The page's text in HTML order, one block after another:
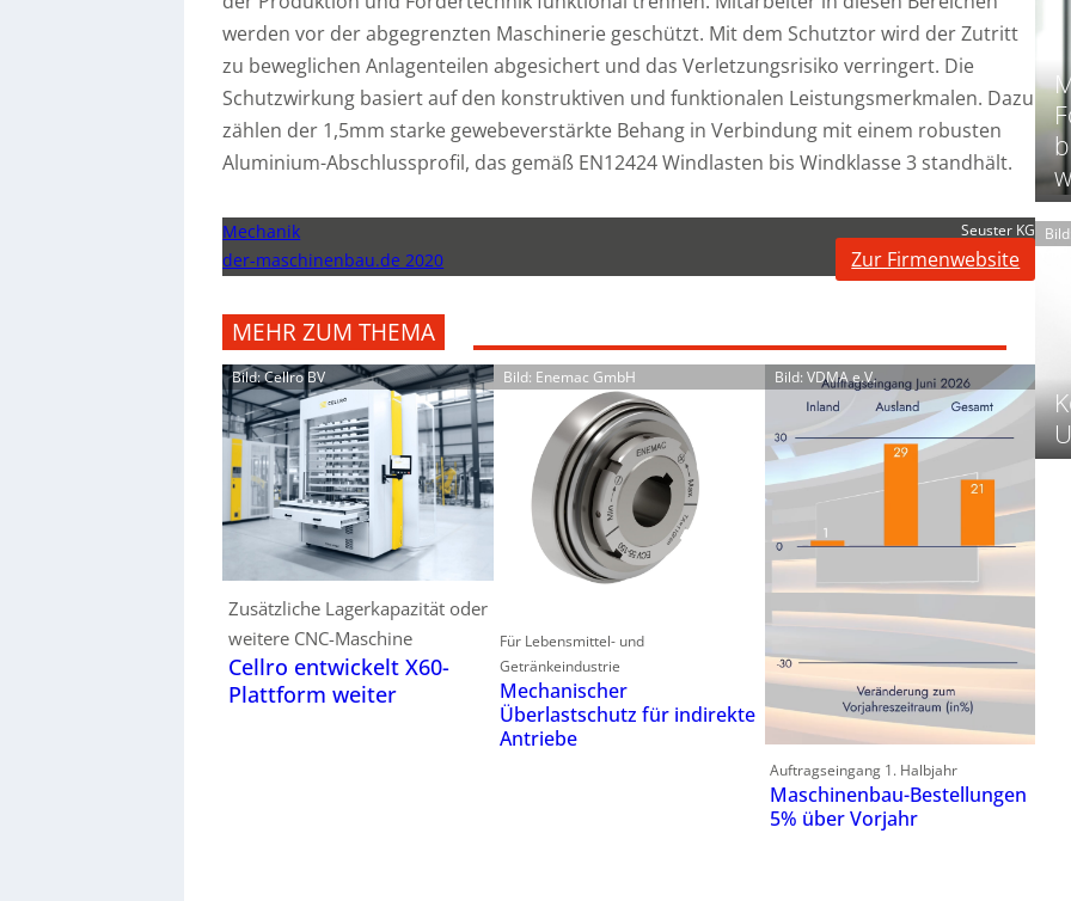
werden vor der abgegrenzten Maschinerie geschützt. Mit dem Schutztor wird der Zutritt
zu beweglichen Anlagenteilen abgesichert und das Verletzungsrisiko verringert. Die
Schutzwirkung basiert auf den konstruktiven und funktionalen Leistungsmerkmalen. Dazu
zählen der 1,5mm starke gewebeverstärkte Behang in Verbindung mit einem robusten
Aluminium-Abschlussprofil, das gemäß EN12424 Windlasten bis Windklasse 3 standhält.
Mechanik
der-maschinenbau.de 2020
Seuster KG
Zur Firmenwebsite
MEHR ZUM THEMA
Bild: Cellro BV
Zusätzliche Lagerkapazität oder
weitere CNC-Maschine
Cellro entwickelt X60-
Plattform weiter
Bild: Enemac GmbH
Für Lebensmittel- und
Getränkeindustrie
Mechanischer
Überlastschutz für indirekte
Antriebe
Bild: VDMA e.V.
Auftragseingang 1. Halbjahr
Maschinenbau-Bestellungen
5% über Vorjahr